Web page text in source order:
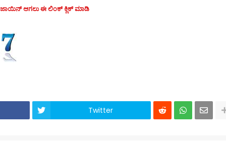
ಆಗಲು ಈ ಲಿಂಕ್ ಕ್ಲಿಕ್ ಮಾಡಿ
Twitter